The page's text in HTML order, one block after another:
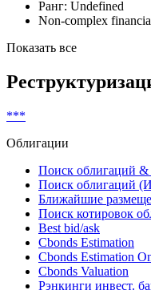
Дисконтные
Облигации
Поиск облигаций &
Поиск облигаций
Ближайшие
Поиск котировок
Best bid/ask